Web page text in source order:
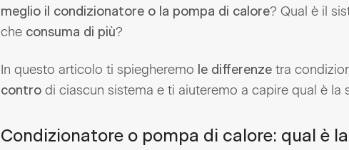
meglio il condizionatore o la pompa di calore? Qual è il
che consuma di più?
In questo articolo ti spiegheremo le differenze tra
contro di ciascun sistema e ti aiuteremo a capire qual è la
Condizionatore o pompa di calore: qual è